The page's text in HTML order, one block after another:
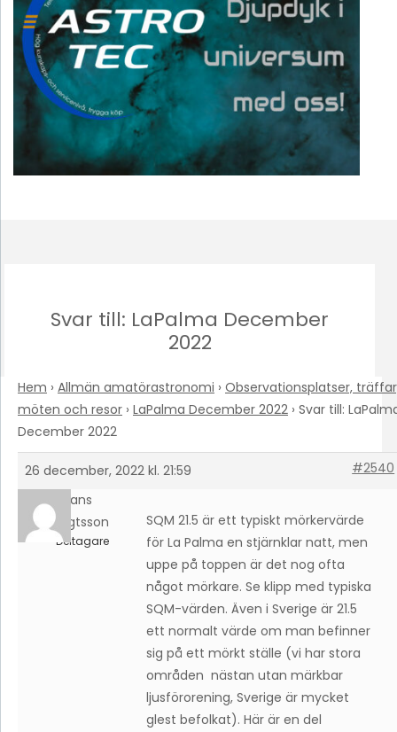
Svar till: LaPalma December
2022
Hem › Allmän amatörastronomi › Observationsplatser,
möten och resor › LaPalma December 2022 › Svar till:
December 2022
26 december, 2022 kl. 21:59
#2540
Hans
Bengtsson
Deltagare
SQM 21.5 är ett typiskt mörkervärde
för La Palma en stjärnklar natt, men
uppe på toppen är det nog ofta
något mörkare. Se klipp med typiska
SQM-värden. Även i Sverige är 21.5
ett normalt värde om man befinner
sig på ett mörkt ställe (vi har stora
områden nästan utan märkbar
ljusförorening, Sverige är mycket
glest befolkat). Här är en del